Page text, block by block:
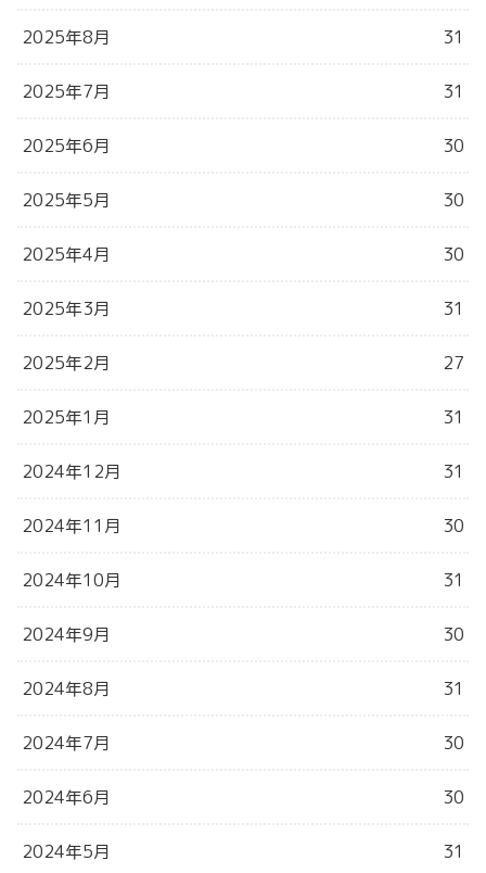
2025年8月 31
2025年7月 31
2025年6月 30
2025年5月 30
2025年4月 30
2025年3月 31
2025年2月 27
2025年1月 31
2024年12月 31
2024年11月 30
2024年10月 31
2024年9月 30
2024年8月 31
2024年7月 30
2024年6月 30
2024年5月 31